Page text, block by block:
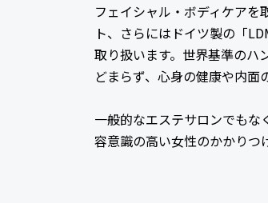
フェイシャル・ボディケア
ト、さらにはドイツ製の「
取り扱います。世界基準のハ
どまらず、心身の健康や内面
一般的なエステサロンでも
容意識の高い女性のかかりつ